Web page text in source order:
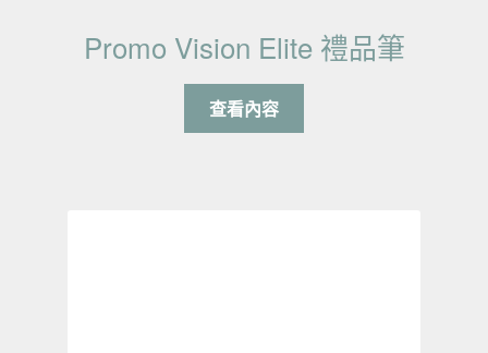
Promo Vision Elite 禮品筆
查看內容